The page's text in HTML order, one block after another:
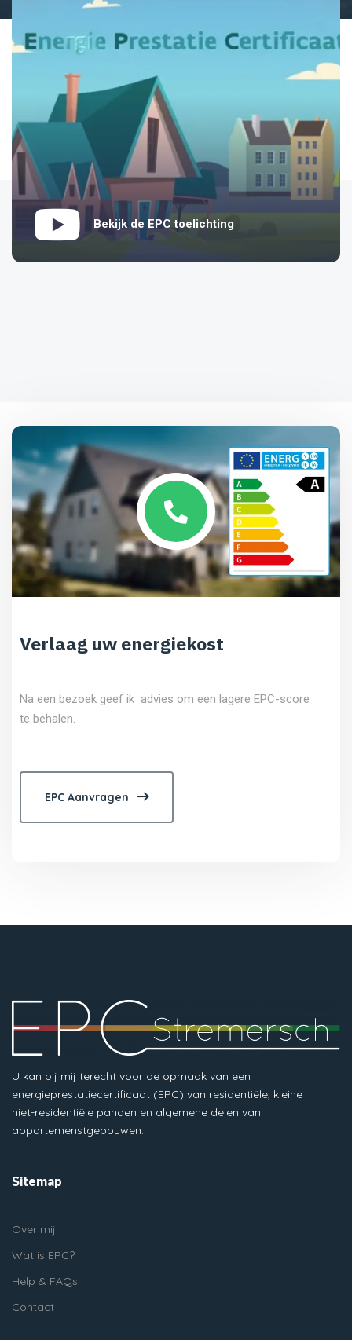
Bekijk de EPC toelichting
Verlaag uw energiekost
Na een bezoek geef ik advies om een lagere EPC-score
te behalen.
EPC Aanvragen
U kan bij mij terecht voor de opmaak van een
energieprestatiecertificaat (EPC) van residentiële, kleine
niet-residentiële panden en algemene delen van
appartemenstgebouwen.
Sitemap
Over mij
Wat is EPC?
Help & FAQs
Contact